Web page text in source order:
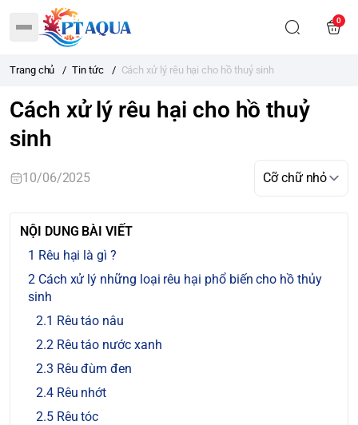
0
Trang chủ / Tin tức / Cách xử lý rêu hại cho hồ thuỷ sinh
Cách xử lý rêu hại cho hồ thuỷ
sinh
10/06/2025
NỘI DUNG BÀI VIẾT
Rêu hại là gì ?
Cách xử lý những loại rêu hại phổ biến cho hồ thủy
sinh
Rêu táo nâu
Rêu táo nước xanh
Rêu đùm đen
Rêu nhớt
Rêu tóc